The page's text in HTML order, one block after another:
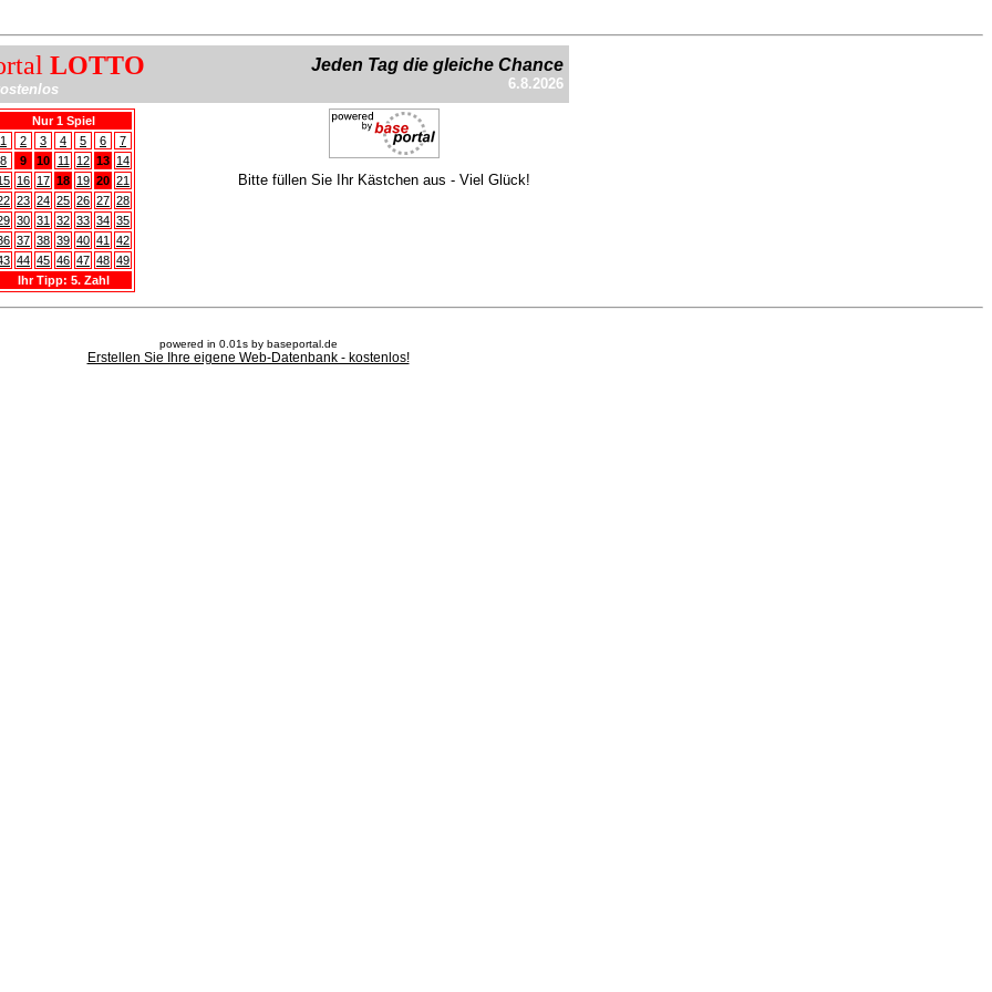
LOTTO Jeden Tag die gleiche Chance
6.8.2026
Nur 1 Spiel
1
2 3 4 5 6
7
8
9 10 11 12 13 14
16 17 18 19 20 21
23 24 25 26 27 28
30 31 32 33 34 35
37 38 39 40 41
42
44 45 46 47 48 49
Ihr Tipp: 5. Zahl
Bitte füllen Sie Ihr Kästchen aus - Viel Glück!
powered in 0.01s by baseportal.de
Erstellen Sie Ihre eigene Web-Datenbank - kostenlos!